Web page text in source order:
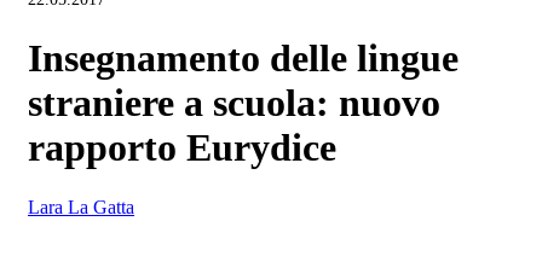
Insegnamento delle lingue
straniere a scuola: nuovo
rapporto Eurydice
Lara La Gatta